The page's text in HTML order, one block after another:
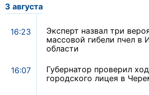
3 августа
16:23
Эксперт назвал три
массовой гибели пчел в
области
16:07
Губернатор проверил
городского лицея в